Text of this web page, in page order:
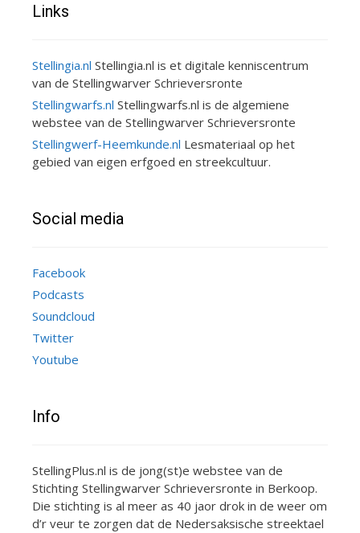
Links
Stellingia.nl Stellingia.nl is et digitale kenniscentrum
van de Stellingwarver Schrieversronte
Stellingwarfs.nl Stellingwarfs.nl is de algemiene
webstee van de Stellingwarver Schrieversronte
Stellingwerf-Heemkunde.nl Lesmateriaal op het
gebied van eigen erfgoed en streekcultuur.
Social media
Facebook
Podcasts
Soundcloud
Twitter
Youtube
Info
StellingPlus.nl is de jong(st)e webstee van de
Stichting Stellingwarver Schrieversronte in Berkoop.
Die stichting is al meer as 40 jaor drok in de weer om
d’r veur te zorgen dat de Nedersaksische streektael